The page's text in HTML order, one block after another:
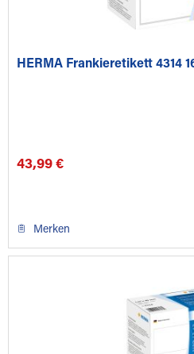
HERMA Frankieretikett 4314
43,99 €
Merken